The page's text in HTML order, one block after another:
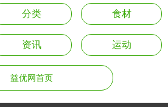
分类 食材
资讯 运动
益优网首页